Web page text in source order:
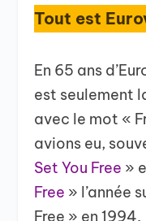
Tout est
En 65 ans
est seulement
avec le mot «
avions eu,
Set You Free »
Free » l’année
Free » en 1994.